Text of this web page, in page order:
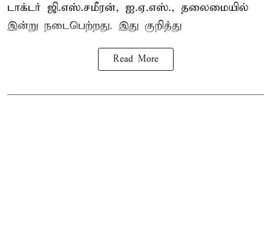
டாக்டர் ஜி.எஸ்.சமீரன், ஐ.ஏ.எஸ்., தலைமையில்
இன்று நடைபெற்றது. இது குறித்து
Read More